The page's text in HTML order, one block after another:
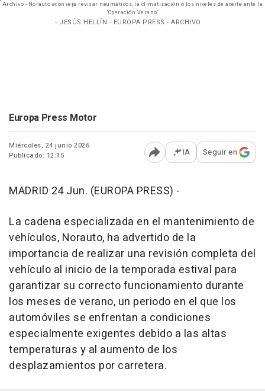
Archivo - Norauto aconseja revisar neumáticos, la climatización o los niveles de aceite ante la
'Operación Verano'
- JESÚS HELLÍN - EUROPA PRESS - ARCHIVO
Europa Press Motor
Miércoles, 24 junio 2026
Publicado: 12:15
Abrir opciones para
IA Seguir en
MADRID 24 Jun. (EUROPA PRESS) -
La cadena especializada en el mantenimiento de
vehículos, Norauto, ha advertido de la
importancia de realizar una revisión completa del
vehículo al inicio de la temporada estival para
garantizar su correcto funcionamiento durante
los meses de verano, un periodo en el que los
automóviles se enfrentan a condiciones
especialmente exigentes debido a las altas
temperaturas y al aumento de los
desplazamientos por carretera.